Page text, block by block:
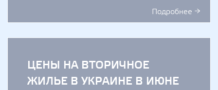
Подробнее →
ЦЕНЫ НА ВТОРИЧНОЕ
ЖИЛЬЕ В УКРАИНЕ В ИЮНЕ